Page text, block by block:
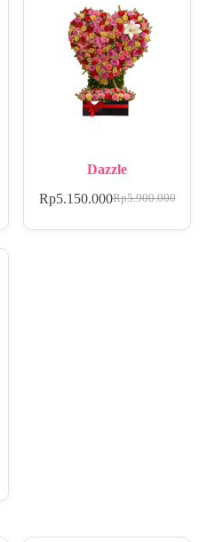
Dazzle
Rp5.900.000
Rp5.150.000